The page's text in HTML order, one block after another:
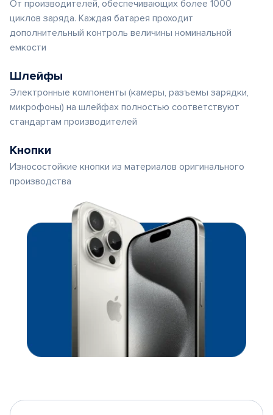
От производителей, обеспечивающих более 1000
циклов заряда. Каждая батарея проходит
дополнительный контроль величины номинальной
емкости
Шлейфы
Электронные компоненты (камеры, разъемы зарядки,
микрофоны) на шлейфах полностью соответствуют
стандартам производителей
Кнопки
Износостойкие кнопки из материалов оригинального
производства